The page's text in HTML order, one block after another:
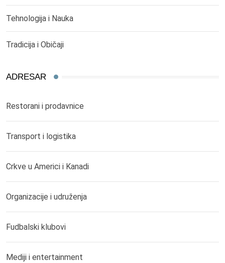
Tehnologija i Nauka
Tradicija i Običaji
ADRESAR
Restorani i prodavnice
Transport i logistika
Crkve u Americi i Kanadi
Organizacije i udruženja
Fudbalski klubovi
Mediji i entertainment